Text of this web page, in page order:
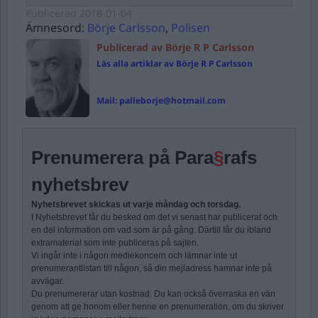
Ämnesord: Börje Carlsson, Polisen
Publicerad av Börje R P Carlsson
Läs alla artiklar av Börje R P Carlsson
Mail: palleborje@hotmail.com
Prenumerera på Para§rafs
nyhetsbrev
Nyhetsbrevet skickas ut varje måndag och torsdag.
I Nyhetsbrevet får du besked om det vi senast har publicerat och
en del information om vad som är på gång. Därtill får du ibland
extramaterial som inte publiceras på sajten.
Vi ingår inte i någon mediekoncern och lämnar inte ut
prenumerantlistan till någon, så din mejladress hamnar inte på
avvägar.
Du prenumererar utan kostnad. Du kan också överraska en vän
genom att ge honom eller henne en prenumeration, om du skriver